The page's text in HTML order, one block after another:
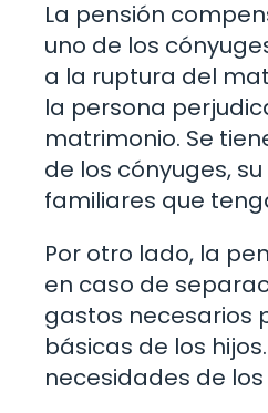
La pensión
uno de los
a la ruptura del
la persona
matrimonio. Se
de los cónyuges,
familiares que
Por otro lado, la
en caso de
gastos necesarios
básicas de los
necesidades de